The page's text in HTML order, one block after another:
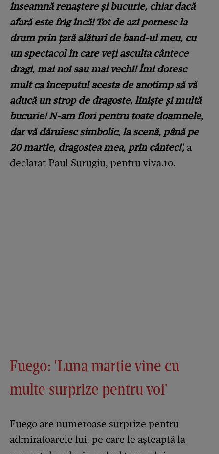
înseamnă renaștere și bucurie, chiar dacă
afară este frig încă! Tot de azi pornesc la
drum prin țară alături de band-ul meu, cu
un spectacol în care veți asculta cântece
dragi, mai noi sau mai vechi! Îmi doresc
mult ca începutul acesta de anotimp să vă
aducă un strop de dragoste, liniște și multă
bucurie! N-am flori pentru toate doamnele,
dar vă dăruiesc simbolic, la scenă, până pe
20 martie, dragostea mea, prin cântec!', a
declarat Paul Surugiu, pentru viva.ro.
Fuego: 'Luna martie vine cu
multe surprize pentru voi'
Fuego are numeroase surprize pentru
admiratoarele lui, pe care le așteaptă la